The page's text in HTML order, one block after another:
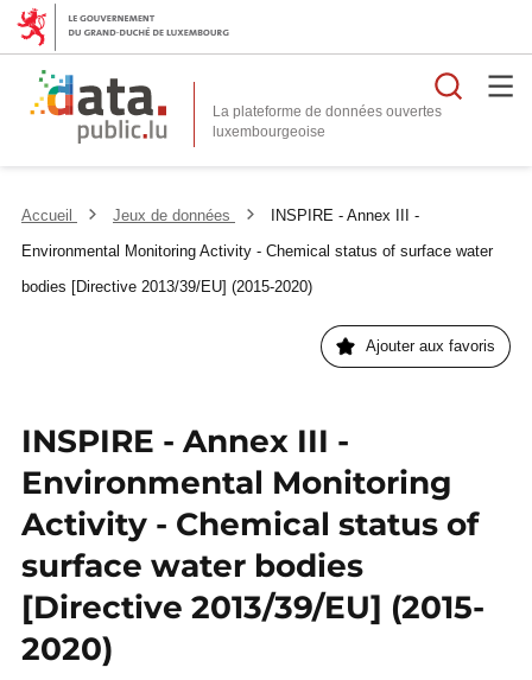
La plateforme de données ouvertes
Accueil Jeux de données
INSPIRE - Annex III -
Environmental Monitoring Activity - Chemical status of surface water
bodies [Directive 2013/39/EU] (2015-2020)
Ajouter aux favoris
INSPIRE - Annex III -
Environmental Monitoring
Activity - Chemical status of
surface water bodies
[Directive 2013/39/EU] (2015-
2020)